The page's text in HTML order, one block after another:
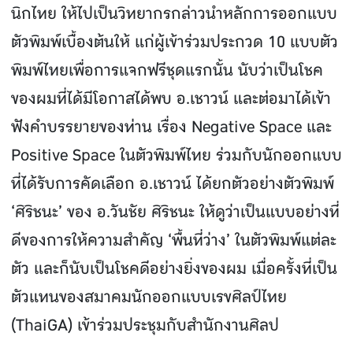
นิกไทย ให้ไปเป็นวิทยากรกล่าวนําหลักการออกแบบ
ตัวพิมพ์เบื้องต้นให้ แก่ผู้เข้าร่วมประกวด 10 แบบตัว
พิมพ์ไทยเพื่อการแจกฟรีชุดแรกนั้น นับว่าเป็นโชค
ของผมที่ได้มีโอกาสได้พบ อ.เชาวน์ และต่อมาได้เข้า
ฟังคําบรรยายของท่าน เรื่อง Negative Space และ
Positive Space ในตัวพิมพ์ไทย ร่วมกับนักออกแบบ
ที่ได้รับการคัดเลือก อ.เชาวน์ ได้ยกตัวอย่างตัวพิมพ์
‘ศิริชนะ’ ของ อ.วันชัย ศิริชนะ ให้ดูว่าเป็นแบบอย่างที่
ดีของการให้ความสําคัญ ‘พื้นที่ว่าง’ ในตัวพิมพ์แต่ละ
ตัว และก็นับเป็นโชคดีอย่างยิ่งของผม เมื่อครั้งที่เป็น
ตัวแทนของสมาคมนักออกแบบเรขศิลป์ไทย
(ThaiGA) เข้าร่วมประชุมกับสํานักงานศิลป